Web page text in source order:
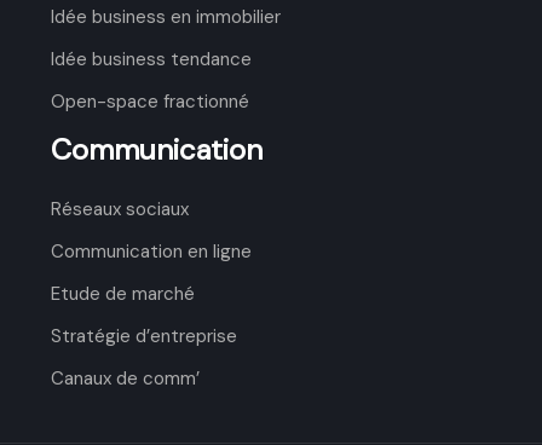
Idée business en immobilier
Idée business tendance
Open-space fractionné
Communication
Réseaux sociaux
Communication en ligne
Etude de marché
Stratégie d’entreprise
Canaux de comm’